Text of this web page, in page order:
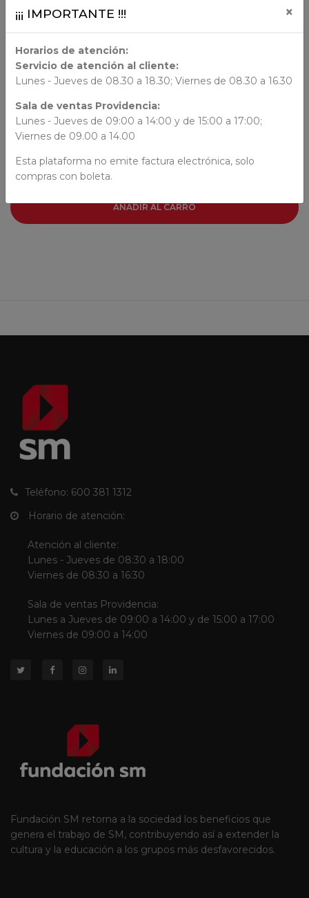
19x12x0.61
Esteban Cabezas
AÑADIR AL CARRO
Teléfono: 600 381 1312
Horario de atención:
Atención al cliente:
Lunes - Jueves de 08:30 a 18:00
Viernes de 08:30 a 16:30
Sala de ventas Providencia:
Lunes a Jueves de 09:00 a 14:00 y de 15:00 a 17:00
Viernes de 09:00 a 14:00
Fundación SM retorna a la sociedad los beneficios que
genera el trabajo de SM, contribuyendo así a extender la
cultura y la educación a los grupos más desfavorecidos.
¡¡¡ IMPORTANTE !!! ×
Horarios de atención:
Servicio de atención al cliente:
Lunes - Jueves de 08.30 a 18.30; Viernes de 08.30 a 16.30
Sala de ventas Providencia:
Lunes - Jueves de 09:00 a 14:00 y de 15:00 a 17:00;
Viernes de 09.00 a 14.00
Esta plataforma no emite factura electrónica, solo
compras con boleta.